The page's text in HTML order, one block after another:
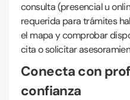
consulta (presencial u
requerida para trámites
el mapa y comprobar
cita o solicitar
Conecta con
confianza